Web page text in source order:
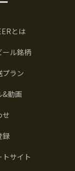
とは
ール銘柄
プラン
&動画
せ
録
サイト